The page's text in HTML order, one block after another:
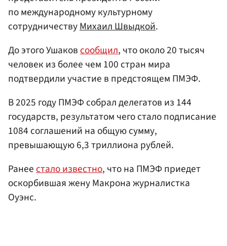
по международному культурному
сотрудничествуМихаил Швыдкой.
До этого Ушаковсообщил, что около 20 тысяч
человек из более чем 100 стран мира
подтвердили участие в предстоящем ПМЭФ.
В 2025 году ПМЭФ собрал делегатов из 144
государств, результатом чего стало подписание
1084 соглашений на общую сумму,
превышающую 6,3 триллиона рублей.
Ранеестало известно, что на ПМЭФ приедет
оскорбившая жену Макрона журналистка
Оуэнс.